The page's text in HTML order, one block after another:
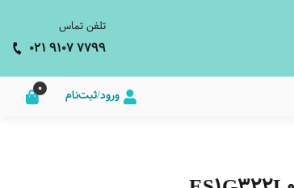
تلفن تماس
021 9107 7799
ورود/ثبت‌نام 0